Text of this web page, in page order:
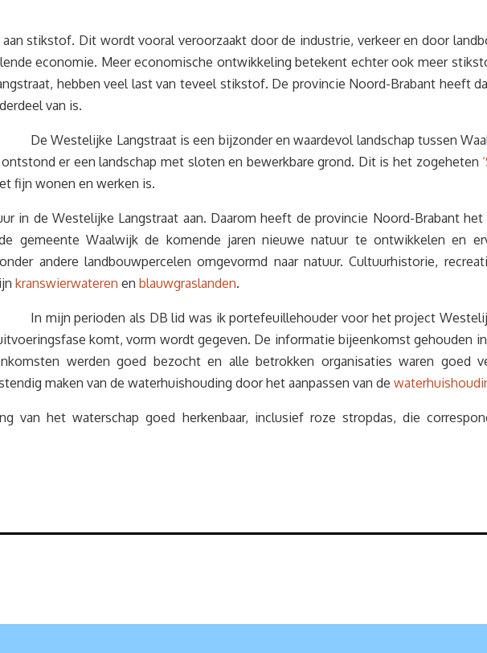
stikstof. Dit wordt vooral veroorzaakt door de industrie, verkeer en door
economie. Meer economische ontwikkeling betekent echter ook meer
hebben veel last van teveel stikstof. De provincie Noord-Brabant heeft
van is.
De Westelijke Langstraat is een bijzonder en waardevol landschap tussen
er een landschap met sloten en bewerkbare grond. Dit is het zogeheten
fijn wonen en werken is.
in de Westelijke Langstraat aan. Daarom heeft de provincie Noord-Brabant
gemeente Waalwijk de komende jaren nieuwe natuur te ontwikkelen en
andere landbouwpercelen omgevormd naar natuur. Cultuurhistorie,
kranswierwateren en blauwgraslanden.
In mijn perioden als DB lid was ik portefeuillehouder voor het project
komt, vorm wordt gegeven. De informatie bijeenkomst gehouden
werden goed bezocht en alle betrokken organisaties waren goed
maken van de waterhuishouding door het aanpassen van de
van het waterschap goed herkenbaar, inclusief roze stropdas, die